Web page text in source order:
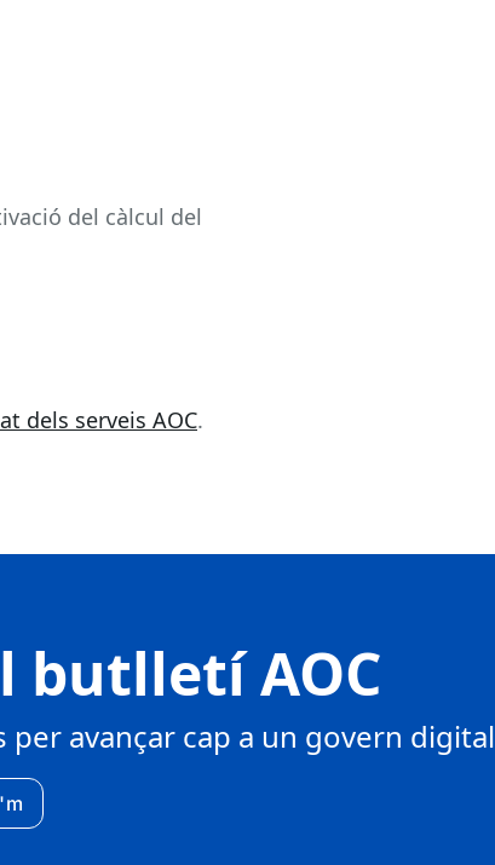
del càlcul del
dels serveis AOC.
butlletí AOC
avançar cap a un govern digital